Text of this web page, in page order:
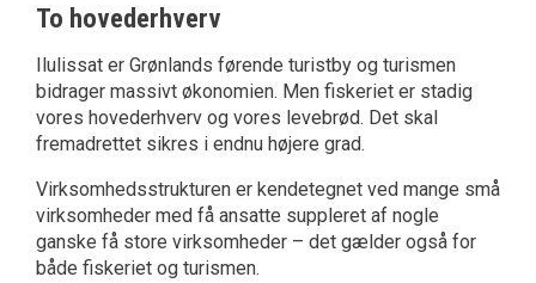
To hovederhverv
Ilulissat er Grønlands førende turistby og turismen
bidrager massivt økonomien. Men fiskeriet er stadig
vores hovederhverv og vores levebrød. Det skal
fremadrettet sikres i endnu højere grad.
Virksomhedsstrukturen er kendetegnet ved mange små
virksomheder med få ansatte suppleret af nogle
ganske få store virksomheder – det gælder også for
både fiskeriet og turismen.